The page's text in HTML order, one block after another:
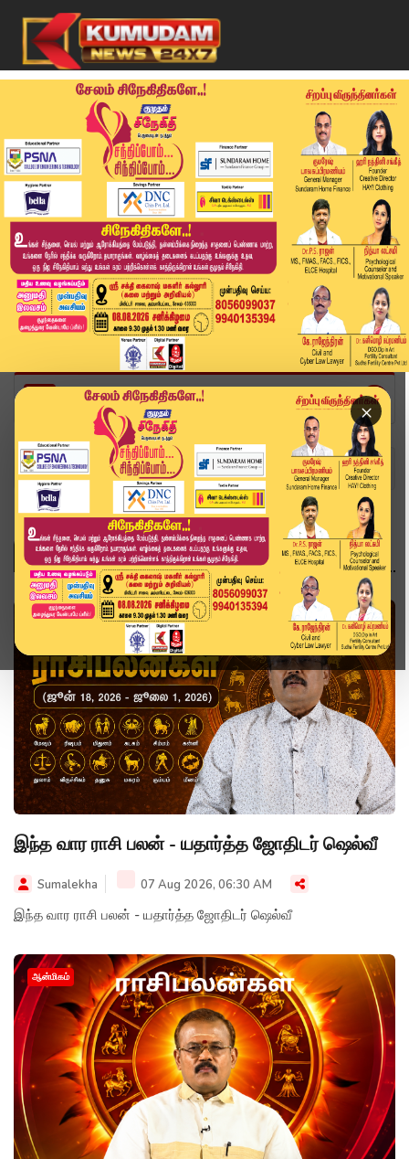
×
Home ஆன்மிகம்
ஆன்மிகம்
ஆன்மிகம்
இந்த வார ராசி பலன் - யதார்த்த ஜோதிடர் ஷெல்வீ
Sumalekha 07 Aug 2026, 06:30 AM
இந்த வார ராசி பலன் - யதார்த்த ஜோதிடர் ஷெல்வீ
ஆன்மிகம்